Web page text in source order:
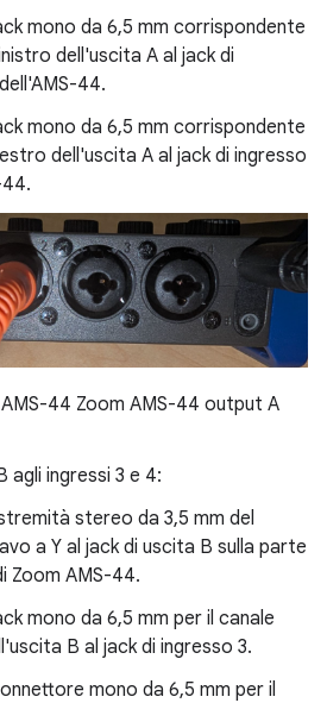
mono da 6,5 mm corrispondente
dell'uscita A al jack di
44.
mono da 6,5 mm corrispondente
dell'uscita A al jack di ingresso
44 Zoom AMS-44 output A
agli ingressi 3 e 4:
stereo da 3,5 mm del
a Y al jack di uscita B sulla parte
Zoom AMS-44.
mono da 6,5 mm per il canale
B al jack di ingresso 3.
mono da 6,5 mm per il